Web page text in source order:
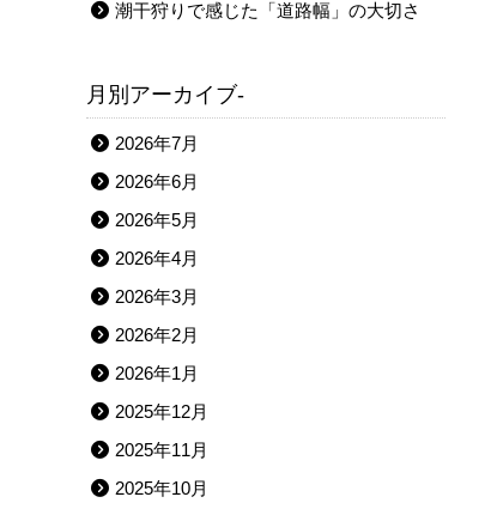
潮干狩りで感じた「道路幅」の大切さ
月別アーカイブ-
2026年7月
2026年6月
2026年5月
2026年4月
2026年3月
2026年2月
2026年1月
2025年12月
2025年11月
2025年10月